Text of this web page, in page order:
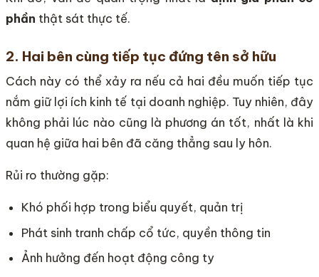
phần thật sát thực tế.
2. Hai bên cùng tiếp tục đứng tên sở hữu
Cách này có thể xảy ra nếu cả hai đều muốn tiếp tục
nắm giữ lợi ích kinh tế tại doanh nghiệp. Tuy nhiên, đây
không phải lúc nào cũng là phương án tốt, nhất là khi
quan hệ giữa hai bên đã căng thẳng sau ly hôn.
Rủi ro thường gặp:
Khó phối hợp trong biểu quyết, quản trị
Phát sinh tranh chấp cổ tức, quyền thông tin
Ảnh hưởng đến hoạt động công ty